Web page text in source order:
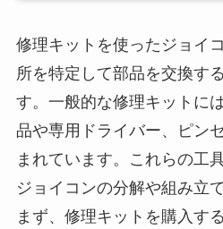
修理キットを使ったジョイ
所を特定して部品を交換す
す。一般的な修理キットに
品や専用ドライバー、ピン
まれています。これらの工
ジョイコンの分解や組み立
まず、修理キットを購入す